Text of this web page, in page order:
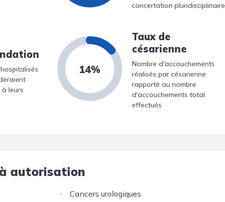
concertation pluridisciplinaire
à leurs
14%
Taux de
césarienne
Nombre d'accouchements
réalisés par césarienne
rapporté au nombre
d'accouchements total
effectués
autorisation
Cancers urologiques